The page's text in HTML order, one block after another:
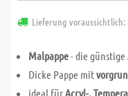
Lieferung voraussichtlich:
Malpappe- die
Dicke Pappe mit
ideal fürAcryl-,